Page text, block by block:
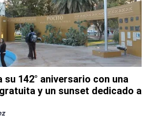
142° aniversario con una
y un sunset dedicado a